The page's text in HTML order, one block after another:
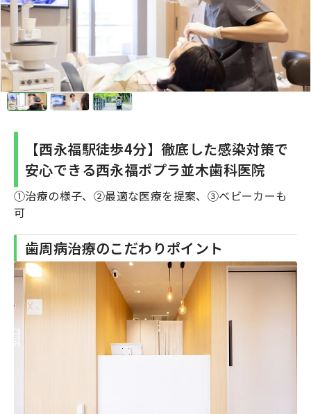
【西永福駅徒歩4分】徹底した感染対策で
安心できる西永福ポプラ並木歯科医院
①治療の様子、②最適な医療を提案、③ベビーカーも
可
歯周病治療のこだわりポイント